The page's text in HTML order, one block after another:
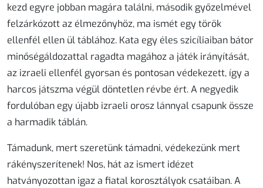
kezd egyre jobban magára találni, második győzelmével
felzárkózott az élmezőnyhöz, ma ismét egy török
ellenfél ellen ül táblához. Kata egy éles szicíliaiban bátor
minőségáldozattal ragadta magához a játék irányítását,
az izraeli ellenfél gyorsan és pontosan védekezett, így a
harcos játszma végül döntetlen révbe ért. A negyedik
fordulóban egy újabb izraeli orosz lánnyal csapunk össze
a harmadik táblán.
Támadunk, mert szeretünk támadni, védekezünk mert
rákényszerítenek! Nos, hát az ismert idézet
hatványozottan igaz a fiatal korosztályok csatáiban. A